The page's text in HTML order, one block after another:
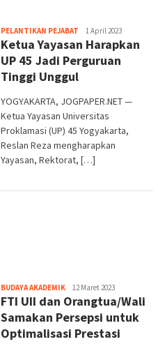
PELANTIKAN PEJABAT Heri
Purwata
1 April 2023
Ketua Yayasan Harapkan
UP 45 Jadi Perguruan
Tinggi Unggul
YOGYAKARTA, JOGPAPER.NET —
Ketua Yayasan Universitas
Proklamasi (UP) 45 Yogyakarta,
Reslan Reza mengharapkan
Yayasan, Rektorat, […]
BUDAYA AKADEMIKHeri
Purwata
12 Maret 2023
FTI UII dan Orangtua/Wali
Samakan Persepsi untuk
Optimalisasi Prestasi